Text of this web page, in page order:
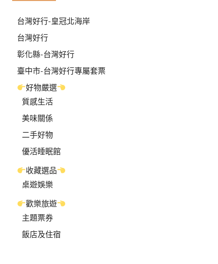
台灣好行-皇冠北海岸
台灣好行
彰化縣-台灣好行
臺中市-台灣好行專屬套票
好物嚴選
質感生活
美味關係
二手好物
優活睡眠館
收藏選品
桌遊娛樂
歡樂旅遊
主題票券
飯店及住宿